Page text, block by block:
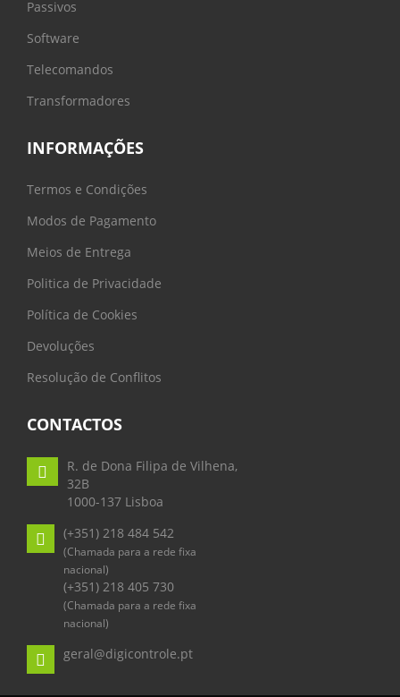
Passivos
Software
Telecomandos
Transformadores
INFORMAÇÕES
Termos e Condições
Modos de Pagamento
Meios de Entrega
Politica de Privacidade
Política de Cookies
Devoluções
Resolução de Conflitos
CONTACTOS
R. de Dona Filipa de Vilhena,
32B
1000-137 Lisboa
(+351) 218 484 542
(Chamada para a rede fixa
nacional)
(+351) 218 405 730
(Chamada para a rede fixa
nacional)
geral@digicontrole.pt